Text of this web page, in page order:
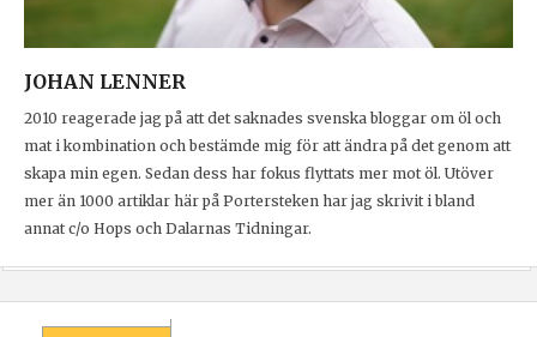
JOHAN LENNER
2010 reagerade jag på att det saknades svenska bloggar om öl och
mat i kombination och bestämde mig för att ändra på det genom att
skapa min egen. Sedan dess har fokus flyttats mer mot öl. Utöver
mer än 1000 artiklar här på Portersteken har jag skrivit i bland
annat c/o Hops och Dalarnas Tidningar.